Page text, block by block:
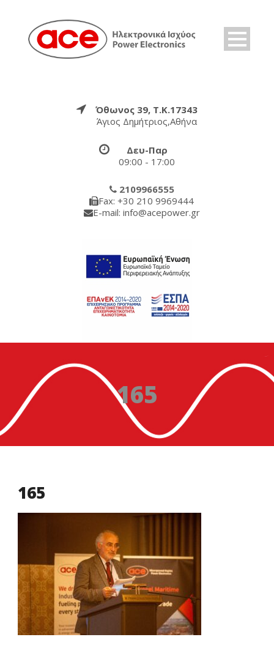
Όθωνος 39, Τ.Κ.17343
Άγιος Δημήτριος,Αθήνα
Δευ-Παρ
09:00 - 17:00
2109966555
Fax: +30 210 9969444
E-mail: info@acepower.gr
165
165